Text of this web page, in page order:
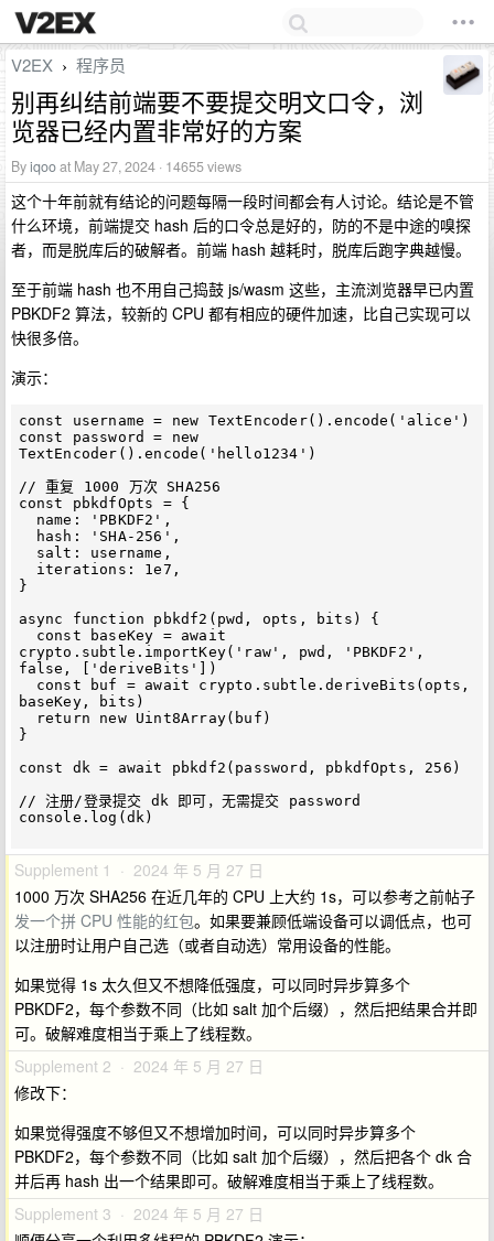
V2EX › 程序员
别再纠结前端要不要提交明文口令，浏
览器已经内置非常好的方案
Byiqooat May 27, 2024 · 14655 views
这个十年前就有结论的问题每隔一段时间都会有人讨论。结论是不管
什么环境，前端提交 hash 后的口令总是好的，防的不是中途的嗅探
者，而是脱库后的破解者。前端 hash 越耗时，脱库后跑字典越慢。
至于前端 hash 也不用自己捣鼓 js/wasm 这些，主流浏览器早已内置
PBKDF2 算法，较新的 CPU 都有相应的硬件加速，比自己实现可以
快很多倍。
演示：
const username = new TextEncoder().encode('alice')
const password = new
TextEncoder().encode('hello1234')
// 重复 1000 万次 SHA256
const pbkdfOpts = {
}
async function pbkdf2(pwd, opts, bits) {
crypto.subtle.importKey('raw', pwd, 'PBKDF2',
false, ['deriveBits'])
baseKey, bits)
}
const dk = await pbkdf2(password, pbkdfOpts, 256)
// 注册/登录提交 dk 即可，无需提交 password
console.log(dk)
Supplement 1 · 2024 年 5 月 27 日
1000 万次 SHA256 在近几年的 CPU 上大约 1s，可以参考之前帖子
发一个拼 CPU 性能的红包。如果要兼顾低端设备可以调低点，也可
以注册时让用户自己选（或者自动选）常用设备的性能。
如果觉得 1s 太久但又不想降低强度，可以同时异步算多个
PBKDF2，每个参数不同（比如 salt 加个后缀），然后把结果合并即
可。破解难度相当于乘上了线程数。
Supplement 2 · 2024 年 5 月 27 日
修改下：
如果觉得强度不够但又不想增加时间，可以同时异步算多个
PBKDF2，每个参数不同（比如 salt 加个后缀），然后把各个 dk 合
并后再 hash 出一个结果即可。破解难度相当于乘上了线程数。
Supplement 3 · 2024 年 5 月 27 日